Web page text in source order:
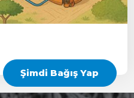
Şimdi Bağış Yap